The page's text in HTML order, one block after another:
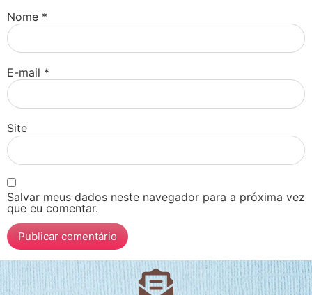
Nome *
E-mail *
Site
Salvar meus dados neste navegador para a próxima vez
que eu comentar.